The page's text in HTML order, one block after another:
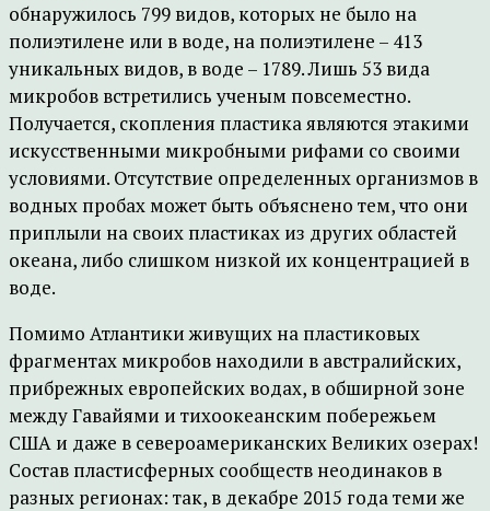
обнаружилось 799 видов, которых не было на
полиэтилене или в воде, на полиэтилене – 413
уникальных видов, в воде – 1789. Лишь 53 вида
микробов встретились ученым повсеместно.
Получается, скопления пластика являются этакими
искусственными микробными рифами со своими
условиями. Отсутствие определенных организмов в
водных пробах может быть объяснено тем, что они
приплыли на своих пластиках из других областей
океана, либо слишком низкой их концентрацией в
воде.
Помимо Атлантики живущих на пластиковых
фрагментах микробов находили в австралийских,
прибрежных европейских водах, в обширной зоне
между Гавайями и тихоокеанским побережьем
США и даже в североамериканских Великих озерах!
Состав пластисферных сообществ неодинаков в
разных регионах: так, в декабре 2015 года теми же